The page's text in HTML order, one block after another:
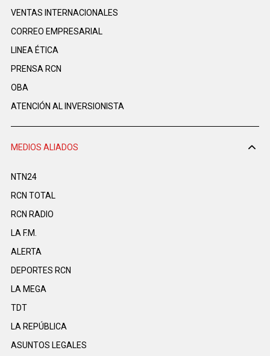
VENTAS INTERNACIONALES
CORREO EMPRESARIAL
LINEA ÉTICA
PRENSA RCN
OBA
ATENCIÓN AL INVERSIONISTA
MEDIOS ALIADOS
NTN24
RCN TOTAL
RCN RADIO
LA F.M.
ALERTA
DEPORTES RCN
LA MEGA
TDT
LA REPÚBLICA
ASUNTOS LEGALES